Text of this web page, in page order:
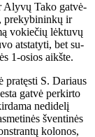
Aly­vų Ta­ko gat­vė­
pre­ky­bi­nin­kų ir
vo­kie­čių lėk­tu­vų
at­sta­ty­ti, bet su­
1-osios aikš­te.
pra­tęs­ti S. Da­riaus
gat­vė per­kir­to
ne­di­de­lį
šven­ti­nės
ko­lo­nos,